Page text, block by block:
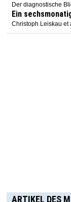
Der diagnostische
Ein
Christoph Leiskau et
ARTIKEL DES